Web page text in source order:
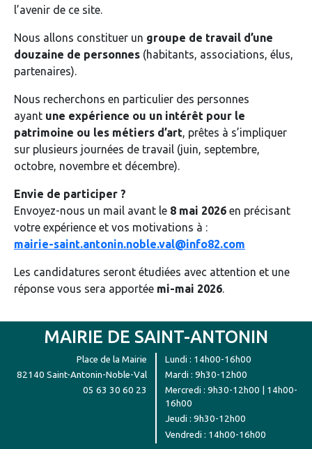
l’avenir de ce site.
Nous allons constituer un groupe de travail d’une
douzaine de personnes (habitants, associations, élus,
partenaires).
Nous recherchons en particulier des personnes
ayant une expérience ou un intérêt pour le
patrimoine ou les métiers d’art , prêtes à s’impliquer
sur plusieurs journées de travail (juin, septembre,
octobre, novembre et décembre).
Envie de participer ?
Envoyez-nous un mail avant le 8 mai 2026 en précisant
votre expérience et vos motivations à :
mairie-saint.antonin.noble.val@info82.com
Les candidatures seront étudiées avec attention et une
réponse vous sera apportée mi-mai 2026
MAIRIE DE SAINT-ANTONIN
Place de la Mairie
82140 Saint-Antonin-Noble-Val
05 63 30 60 23
Lundi : 14h00-16h00
Mardi : 9h30-12h00
Mercredi : 9h30-12h00 | 14h00-
16h00
Jeudi : 9h30-12h00
Vendredi : 14h00-16h00